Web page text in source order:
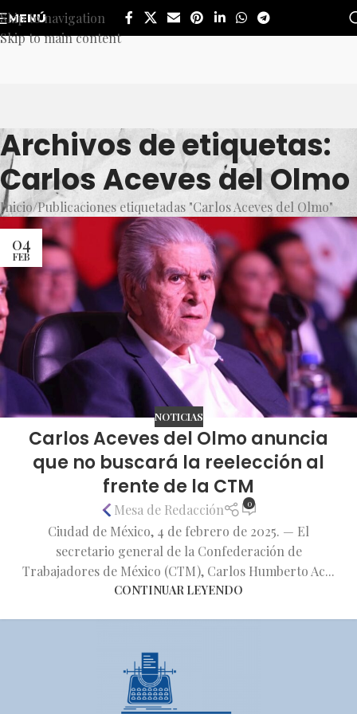
Skip to navigation
Skip to main content
MENÚ
Archivos de etiquetas:
Carlos Aceves del Olmo
Inicio Publicaciones etiquetadas "Carlos Aceves del Olmo"
04
FEB
NOTICIAS
Carlos Aceves del Olmo anuncia
que no buscará la reelección al
frente de la CTM
Mesa de Redacción 0
Ciudad de México, 4 de febrero de 2025. — El
secretario general de la Confederación de
Trabajadores de México (CTM), Carlos Humberto Ac...
CONTINUAR LEYENDO